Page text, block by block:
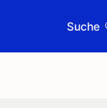
Suche